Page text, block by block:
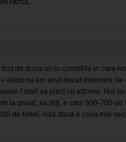
de doua ori in conditiile in care
drept nu am avut decat internare de
f mari sa pleci cu altceva. Noi
la privat, sa stiti, e cam 600-700
de hotel, insa daca e ceva mai